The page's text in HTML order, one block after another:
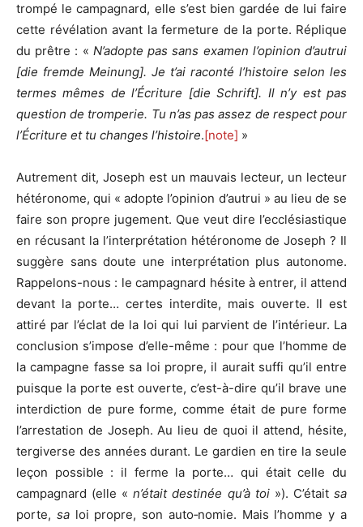
trompé le campagnard, elle s’est bien gardée de lui faire
cette révélation avant la fermeture de la porte. Réplique
du prêtre : « N’adopte pas sans examen l’opinion d’autrui
[die fremde Meinung]. Je t’ai raconté l’histoire selon les
termes mêmes de l’Écriture [die Schrift]. Il n’y est pas
question de tromperie. Tu n’as pas assez de respect pour
l’Écriture et tu changes l’histoire.[note] »
Autrement dit, Joseph est un mauvais lecteur, un lecteur
hétéronome, qui « adopte l’opinion d’autrui » au lieu de se
faire son propre jugement. Que veut dire l’ecclésiastique
en récusant la l’interprétation hétéronome de Joseph ? Il
suggère sans doute une interprétation plus autonome.
Rappelons-nous : le campagnard hésite à entrer, il attend
devant la porte… certes interdite, mais ouverte. Il est
attiré par l’éclat de la loi qui lui parvient de l’intérieur. La
conclusion s’impose d’elle-même : pour que l’homme de
la campagne fasse sa loi propre, il aurait suffi qu’il entre
puisque la porte est ouverte, c’est-à-dire qu’il brave une
interdiction de pure forme, comme était de pure forme
l’arrestation de Joseph. Au lieu de quoi il attend, hésite,
tergiverse des années durant. Le gardien en tire la seule
leçon possible : il ferme la porte… qui était celle du
campagnard (elle «n’était destinée qu’à toi»). C’étaitsa
porte, saloi propre, son auto‑nomie. Mais l’homme y a